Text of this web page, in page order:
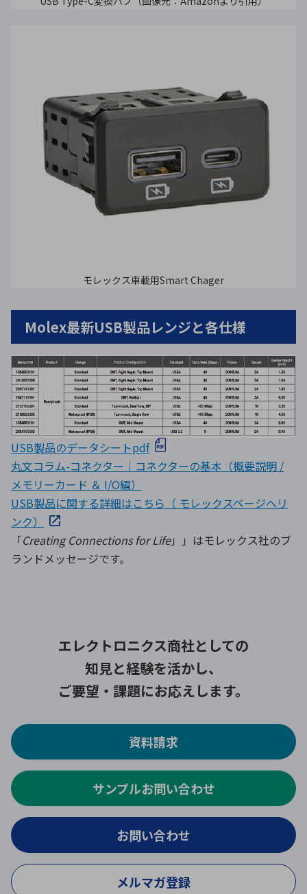
モレックス車載用Smart Chager
Molex最新USB製品レンジと各仕様
USB製品のデータシートpdf
丸文コラム-コネクター｜コネクターの基本（概要説明 /
メモリーカード ＆ I/O編）
USB製品に関する詳細はこちら（ モレックスページへリ
ンク）
「Creating Connections for Life」」はモレックス社のブ
ランドメッセージです。
エレクトロニクス商社としての
知見と経験を活かし、
ご要望・課題にお応えします。
資料請求
サンプルお問い合わせ
お問い合わせ
メルマガ登録